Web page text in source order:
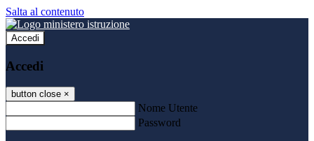
Salta al contenuto
Accedi
Accedi
button close ×
Nome Utente
Password